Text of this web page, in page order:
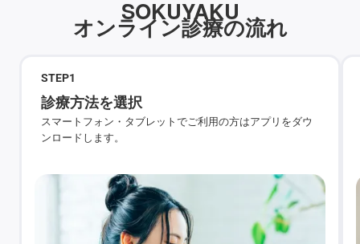
SOKUYAKU
オンライン診療の流れ
STEP1
診療方法を選択
スマートフォン・タブレットでご利用の方はアプリをダウ
ンロードします。